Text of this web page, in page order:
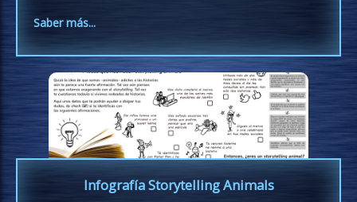
Saber más...
Infografía Storytelling Animals